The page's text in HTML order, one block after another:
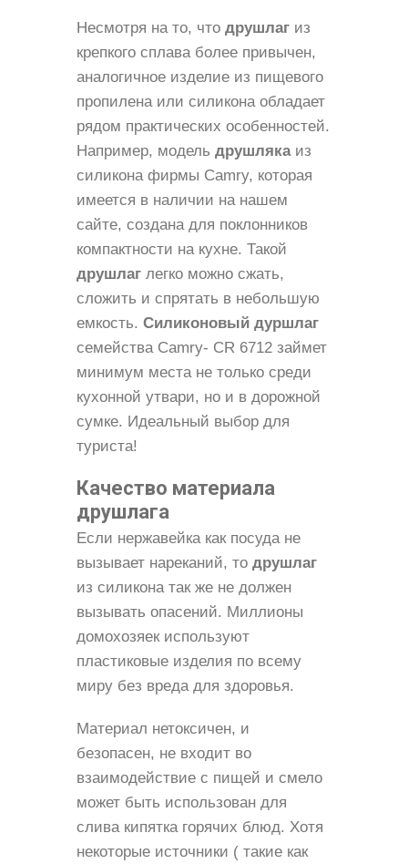
Несмотря на то, что друшлаг из
крепкого сплава более привычен,
аналогичное изделие из пищевого
пропилена или силикона обладает
рядом практических особенностей.
Например, модель друшлякаиз
силикона фирмы Camry, которая
имеется в наличии на нашем
сайте, создана для поклонников
компактности на кухне. Такой
друшлаг легко можно сжать,
сложить и спрятать в небольшую
емкость. Силиконовый дуршлаг
семейства Camry- CR 6712 займет
минимум места не только среди
кухонной утвари, но и в дорожной
сумке. Идеальный выбор для
туриста!
Качество материала
друшлага
Если нержавейка как посуда не
вызывает нареканий, то друшлаг
из силикона так же не должен
вызывать опасений. Миллионы
домохозяек используют
пластиковые изделия по всему
миру без вреда для здоровья.
Материал нетоксичен, и
безопасен, не входит во
взаимодействие с пищей и смело
может быть использован для
слива кипятка горячих блюд. Хотя
некоторые источники ( такие как